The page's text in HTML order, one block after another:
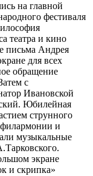
на главной
фестиваля
театра и кино
письма Андрея
для всех
обращение
с
Ивановской
Юбилейная
струнного
филармонии и
музыкальные
экране
и скрипка»